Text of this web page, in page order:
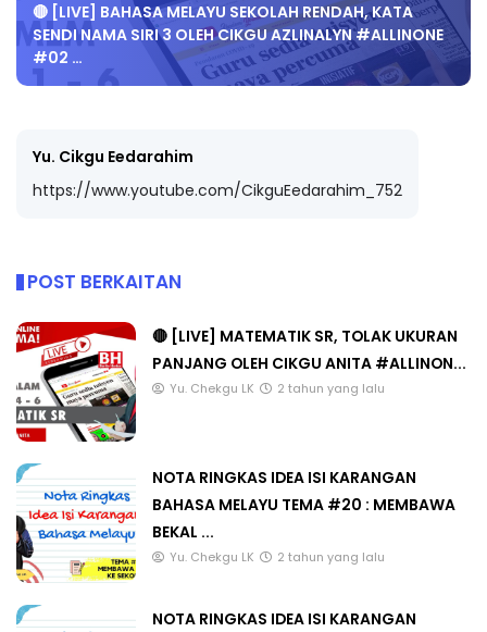
🔴 [LIVE] BAHASA MELAYU SEKOLAH RENDAH, KATA
SENDI NAMA SIRI 3 OLEH CIKGU AZLINALYN #ALLINONE
#02 …
Yu. Cikgu Eedarahim
https://www.youtube.com/CikguEedarahim_752
POST BERKAITAN
🔴 [LIVE] MATEMATIK SR, TOLAK UKURAN
PANJANG OLEH CIKGU ANITA #ALLINON...
Yu. Chekgu LK 2 tahun yang lalu
NOTA RINGKAS IDEA ISI KARANGAN
BAHASA MELAYU TEMA #20 : MEMBAWA
BEKAL ...
Yu. Chekgu LK 2 tahun yang lalu
NOTA RINGKAS IDEA ISI KARANGAN